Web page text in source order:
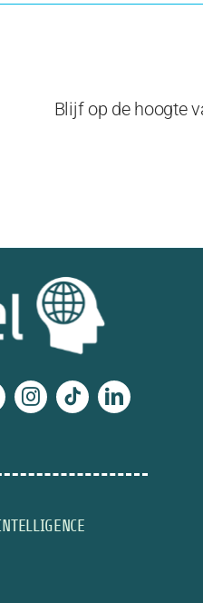
Volop
Blijf op de hoogte